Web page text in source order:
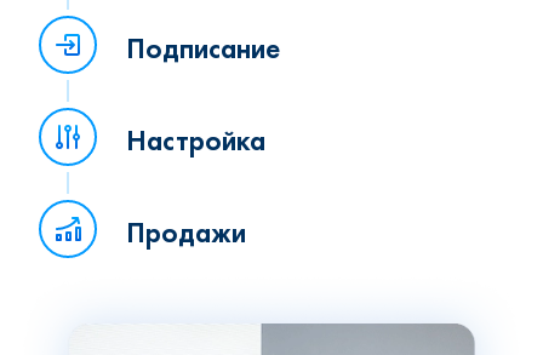
Подписание
Настройка
Продажи